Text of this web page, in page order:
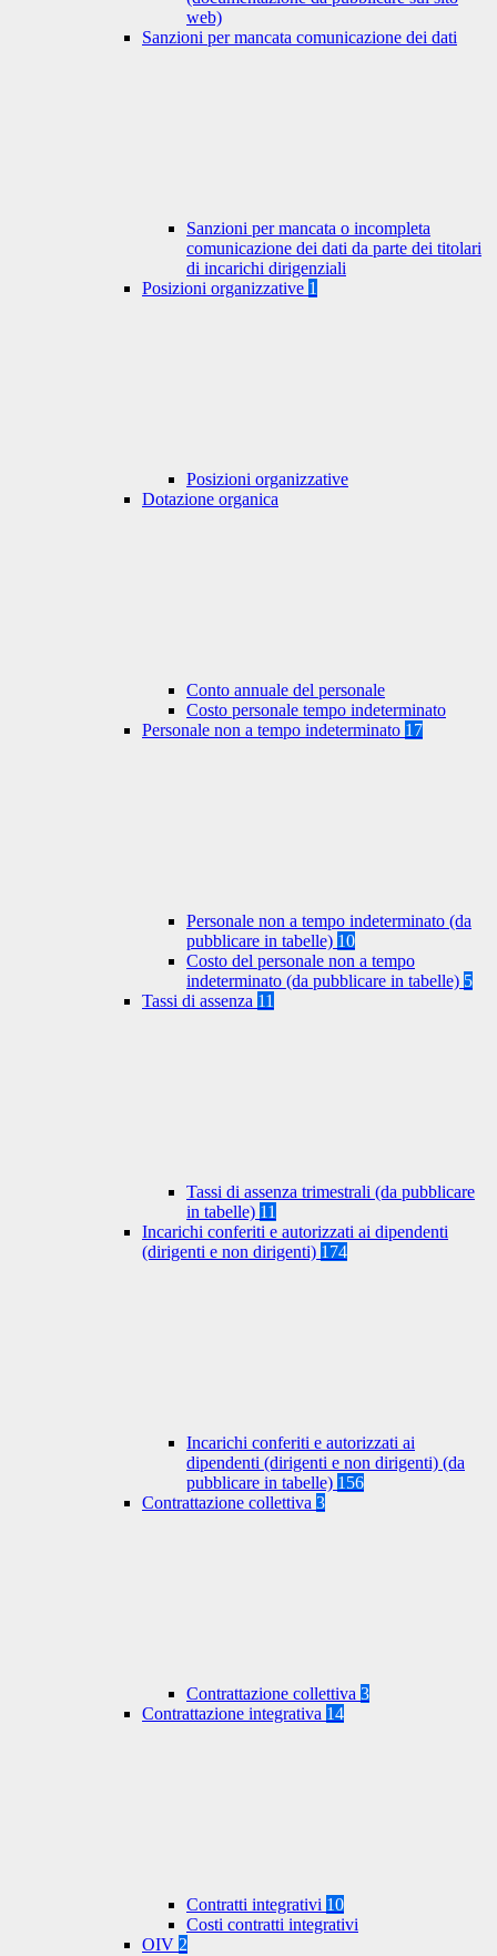
web)
Sanzioni per mancata comunicazione dei dati
Sanzioni per mancata o incompleta
comunicazione dei dati da parte dei titolari
di incarichi dirigenziali
Posizioni organizzative 1
Posizioni organizzative
Dotazione organica
Conto annuale del personale
Costo personale tempo indeterminato
Personale non a tempo indeterminato 17
Personale non a tempo indeterminato (da
pubblicare in tabelle) 10
Costo del personale non a tempo
indeterminato (da pubblicare in tabelle) 5
Tassi di assenza 11
Tassi di assenza trimestrali (da pubblicare
in tabelle) 11
Incarichi conferiti e autorizzati ai dipendenti
(dirigenti e non dirigenti) 174
Incarichi conferiti e autorizzati ai
dipendenti (dirigenti e non dirigenti) (da
pubblicare in tabelle) 156
Contrattazione collettiva 3
Contrattazione collettiva 3
Contrattazione integrativa 14
Contratti integrativi 10
Costi contratti integrativi
OIV 2